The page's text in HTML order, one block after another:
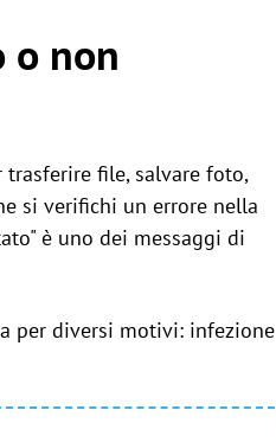
o non
file, salvare foto,
si verifichi un errore nella
è uno dei messaggi di
per diversi motivi: infezione